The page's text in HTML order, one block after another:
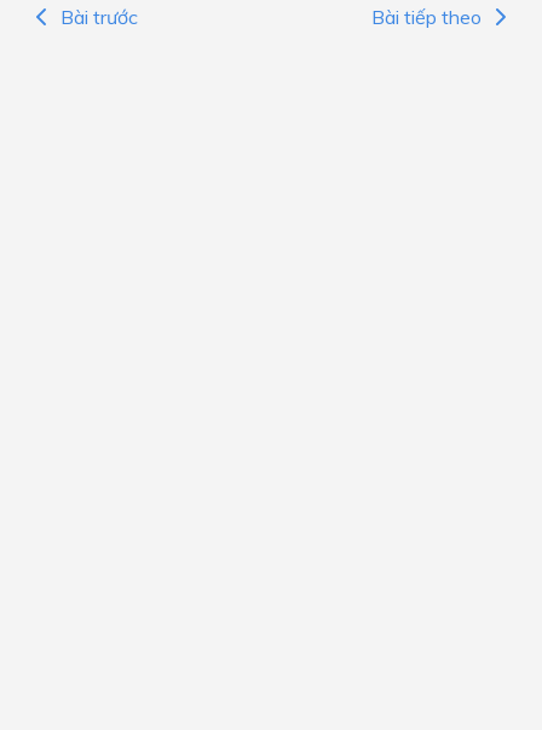
Bài trước Bài tiếp theo